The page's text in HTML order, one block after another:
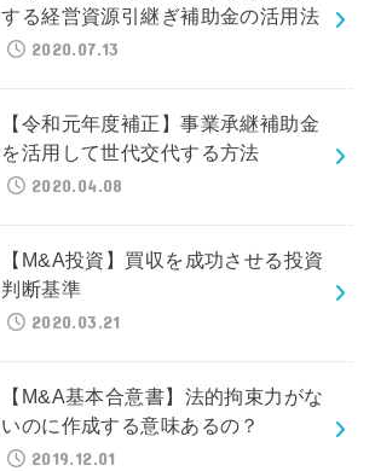
する経営資源引継ぎ補助金の活用法
2020.07.13
【令和元年度補正】事業承継補助金
を活用して世代交代する方法
2020.04.08
【M&A投資】買収を成功させる投資
判断基準
2020.03.21
【M&A基本合意書】法的拘束力がな
いのに作成する意味あるの？
2019.12.01